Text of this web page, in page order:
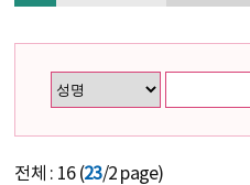
전체 : 16 (23/2 page)